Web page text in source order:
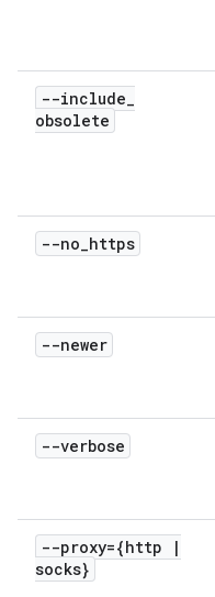
--include_
obsolete
--no_https
--newer
--verbose
--proxy={http
|
socks}